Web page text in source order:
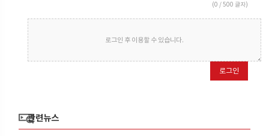
(0 / 500 글자)
로그인 후 이용할 수 있습니다.
로그인
관련뉴스